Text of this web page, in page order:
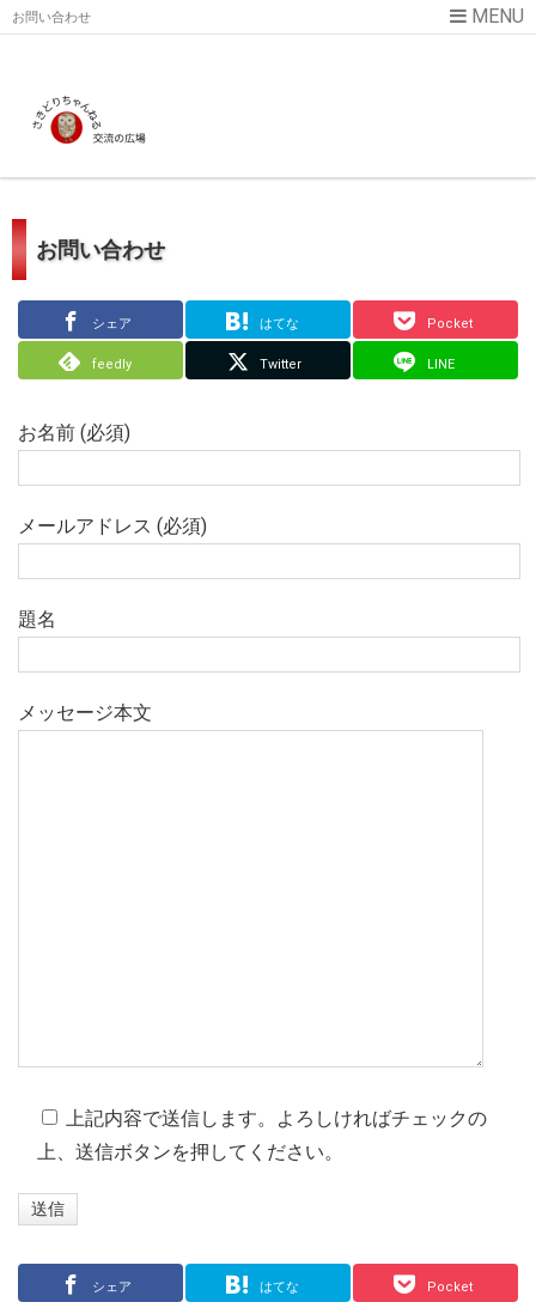
お問い合わせ
お問い合わせ
シェア はてな Pocket
feedly Twitter LINE
お名前 (必須)
メールアドレス (必須)
題名
メッセージ本文
上記内容で送信します。よろしければチェックの
上、送信ボタンを押してください。
シェア はてな Pocket